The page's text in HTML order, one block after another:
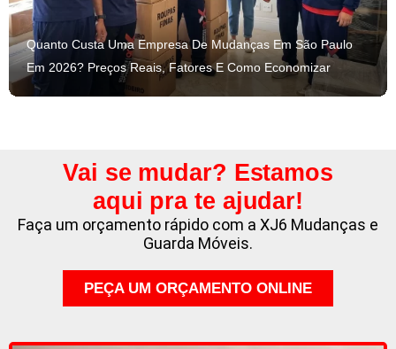
Quanto Custa Uma Empresa De Mudanças Em São Paulo
Em 2026? Preços Reais, Fatores E Como Economizar
Vai se mudar? Estamos
aqui pra te ajudar!
Faça um orçamento rápido com a XJ6 Mudanças e
Guarda Móveis.
PEÇA UM ORÇAMENTO ONLINE